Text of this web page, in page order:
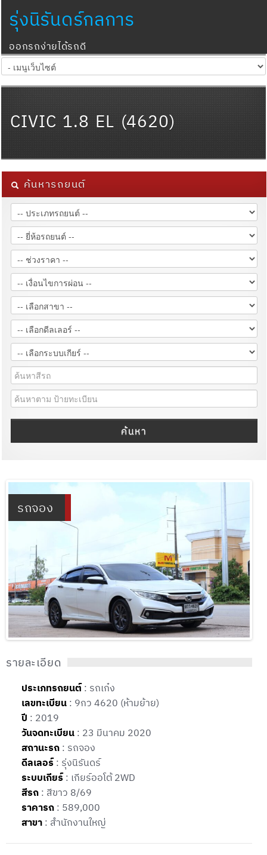
รุ่งนิรันดร์กลการ
ออกรถง่ายได้รถดี
CIVIC 1.8 EL (4620)
ค้นหารถยนต์
ค้นหา
รถจอง
รายละเอียด
ประเภทรถยนต์: รถเก๋ง
เลขทะเบียน : 9กว 4620 (ห้ามย้าย)
ปี : 2019
วันจดทะเบียน : 23 มีนาคม 2020
สถานะรถ : รถจอง
ดีลเลอร์: รุ่งนิรันดร์
ระบบเกียร์: เกียร์ออโต้ 2WD
สีรถ : สีขาว 8/69
ราคารถ : 589,000
สาขา : สำนักงานใหญ่